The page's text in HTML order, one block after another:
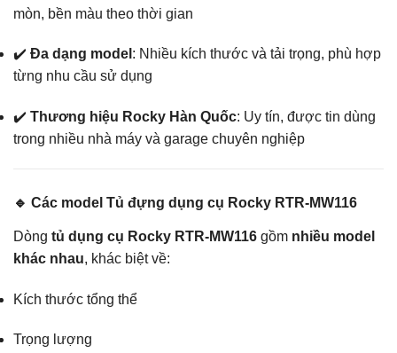
mòn, bền màu theo thời gian
✔️ Đa dạng model : Nhiều kích thước và tải trọng, phù hợp
từng nhu cầu sử dụng
✔️ Thương hiệu Rocky Hàn Quốc: Uy tín, được tin dùng
trong nhiều nhà máy và garage chuyên nghiệp
🔹 Các model Tủ đựng dụng cụ Rocky RTR-MW116
Dòng tủ dụng cụ Rocky RTR-MW116 gồm nhiều model
khác nhau, khác biệt về:
Kích thước tổng thể
Trọng lượng